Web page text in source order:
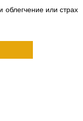
облегчение или страх